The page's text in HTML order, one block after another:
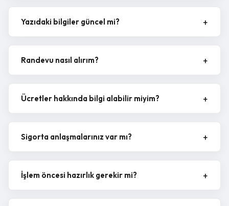
Yazıdaki bilgiler güncel mi?
Randevu nasıl alırım?
Ücretler hakkında bilgi alabilir miyim?
Sigorta anlaşmalarınız var mı?
İşlem öncesi hazırlık gerekir mi?